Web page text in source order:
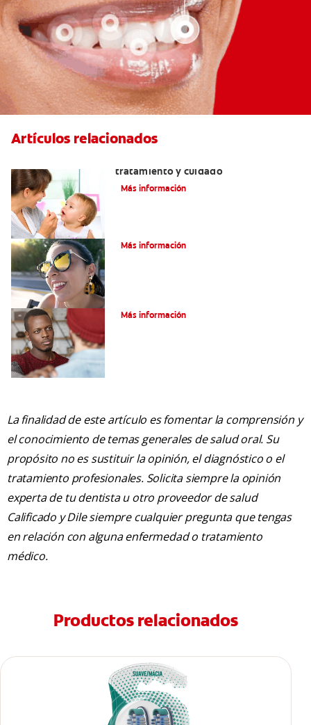
Artículos relacionados
tratamiento y cuidado
Más información
Más información
Más información
La finalidad de este artículo es fomentar la comprensión y
el conocimiento de temas generales de salud oral. Su
propósito no es sustituir la opinión, el diagnóstico o el
tratamiento profesionales. Solicita siempre la opinión
experta de tu dentista u otro proveedor de salud
Calificado y Dile siempre cualquier pregunta que tengas
en relación con alguna enfermedad o tratamiento
médico.
Productos relacionados